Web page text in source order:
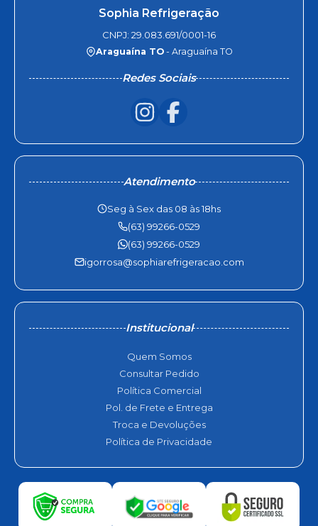
Sophia Refrigeração
CNPJ: 29.083.691/0001-16
Araguaína TO- Araguaína TO
Redes Sociais
Atendimento
Seg à Sex das 08 às 18hs
(63) 99266-0529
(63) 99266-0529
igorrosa@sophiarefrigeracao.com
Institucional
Quem Somos
Consultar Pedido
Política Comercial
Pol. de Frete e Entrega
Troca e Devoluções
Política de Privacidade